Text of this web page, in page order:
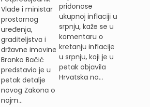
Vlade i ministar
prostornog
uređenja,
graditeljstva i
državne imovine
Branko Bačić
predstavio je u
petak detalje
novog Zakona o
najm...
pridonose
ukupnoj inflaciji u
srpnju, kaže se u
komentaru o
kretanju inflacije
u srpnju, koji je u
petak objavila
Hrvatska na...